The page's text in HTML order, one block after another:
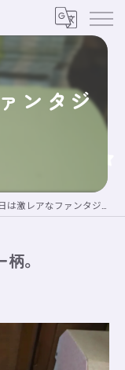
ンタジ
は激レアなファンタジー柄。
。